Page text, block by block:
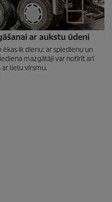
ar aukstu ūdeni
ik dienu: ar spiedienu un
mazgātāji var notīrīt arī
ar lielu virsmu.